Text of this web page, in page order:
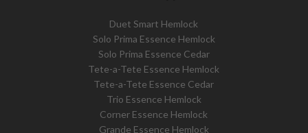
Duet Smart Hemlock
Solo Prima Essence Hemlock
Solo Prima Essence Cedar
Tete-a-Tete Essence Hemlock
Tete-a-Tete Essence Cedar
Trio Essence Hemlock
Corner Essence Hemlock
Grande Essence Hemlock